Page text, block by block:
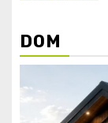
DOM